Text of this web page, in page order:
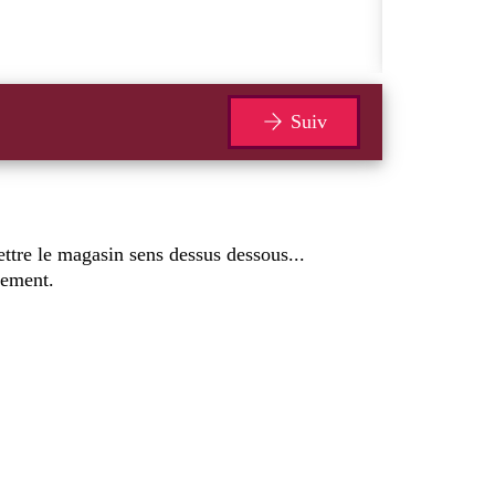
Suiv
le magasin sens dessus dessous...